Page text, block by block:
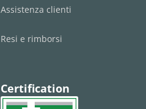
Assistenza clienti
Resi e rimborsi
Certification